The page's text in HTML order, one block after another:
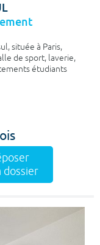
située à Paris,
de sport, laverie,
étudiants
dossier